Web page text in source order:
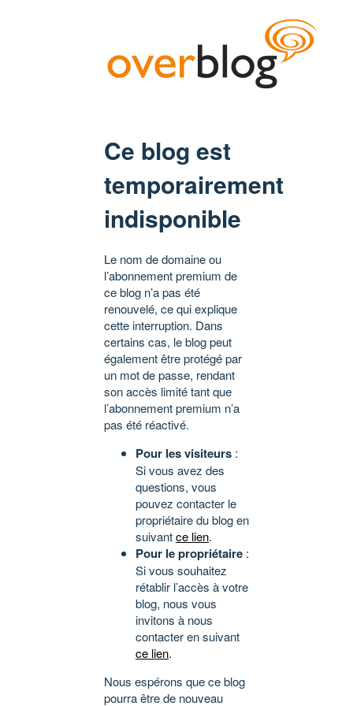
Ce blog est
temporairement
indisponible
Le nom de domaine ou
l’abonnement premium de
ce blog n’a pas été
renouvelé, ce qui explique
cette interruption. Dans
certains cas, le blog peut
également être protégé par
un mot de passe, rendant
son accès limité tant que
l’abonnement premium n’a
pas été réactivé.
Pour les visiteurs :
Si vous avez des
questions, vous
pouvez contacter le
propriétaire du blog en
suivantce lien.
Pour le propriétaire :
Si vous souhaitez
rétablir l’accès à votre
blog, nous vous
invitons à nous
contacter en suivant
ce lien.
Nous espérons que ce blog
pourra être de nouveau